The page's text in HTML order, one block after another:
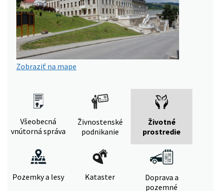
Zobraziť na mape
Všeobecná
vnútorná správa
Živnostenské
podnikanie
Životné
prostredie
Pozemky a lesy Kataster
Doprava a
pozemné